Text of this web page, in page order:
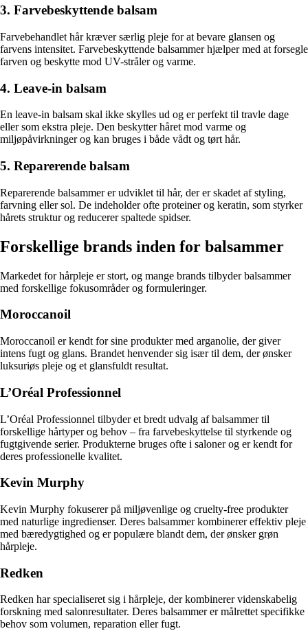
3. Farvebeskyttende balsam
Farvebehandlet hår kræver særlig pleje for at bevare glansen og
farvens intensitet. Farvebeskyttende balsammer hjælper med at forsegle
farven og beskytte mod UV-stråler og varme.
4. Leave-in balsam
En leave-in balsam skal ikke skylles ud og er perfekt til travle dage
eller som ekstra pleje. Den beskytter håret mod varme og
miljøpåvirkninger og kan bruges i både vådt og tørt hår.
5. Reparerende balsam
Reparerende balsammer er udviklet til hår, der er skadet af styling,
farvning eller sol. De indeholder ofte proteiner og keratin, som styrker
hårets struktur og reducerer spaltede spidser.
Forskellige brands inden for balsammer
Markedet for hårpleje er stort, og mange brands tilbyder balsammer
med forskellige fokusområder og formuleringer.
Moroccanoil
Moroccanoil er kendt for sine produkter med arganolie, der giver
intens fugt og glans. Brandet henvender sig især til dem, der ønsker
luksuriøs pleje og et glansfuldt resultat.
L’Oréal Professionnel
L’Oréal Professionnel tilbyder et bredt udvalg af balsammer til
forskellige hårtyper og behov – fra farvebeskyttelse til styrkende og
fugtgivende serier. Produkterne bruges ofte i saloner og er kendt for
deres professionelle kvalitet.
Kevin Murphy
Kevin Murphy fokuserer på miljøvenlige og cruelty-free produkter
med naturlige ingredienser. Deres balsammer kombinerer effektiv pleje
med bæredygtighed og er populære blandt dem, der ønsker grøn
hårpleje.
Redken
Redken har specialiseret sig i hårpleje, der kombinerer videnskabelig
forskning med salonresultater. Deres balsammer er målrettet specifikke
behov som volumen, reparation eller fugt.